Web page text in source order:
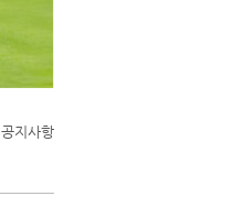
공지사항